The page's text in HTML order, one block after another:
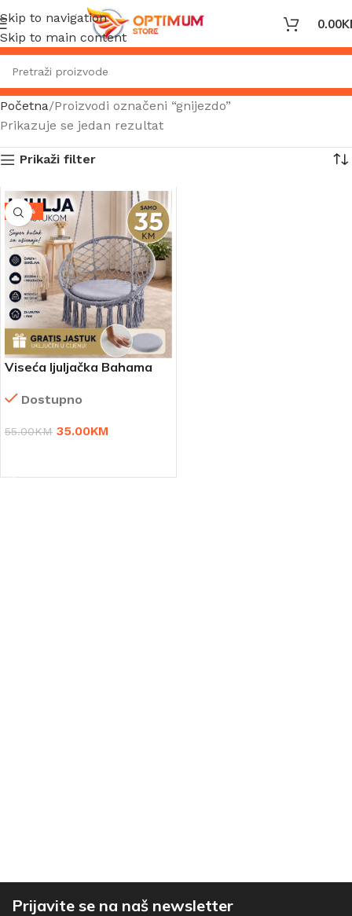
Skip to navigation
Skip to main content
0.00
Početna Proizvodi označeni “gnijezdo”
Prikazuje se jedan rezultat
Prikaži filter
-36%
Viseća ljuljačka Bahama
Dostupno
55.00KM 35.00KM
Prijavite se na naš newsletter